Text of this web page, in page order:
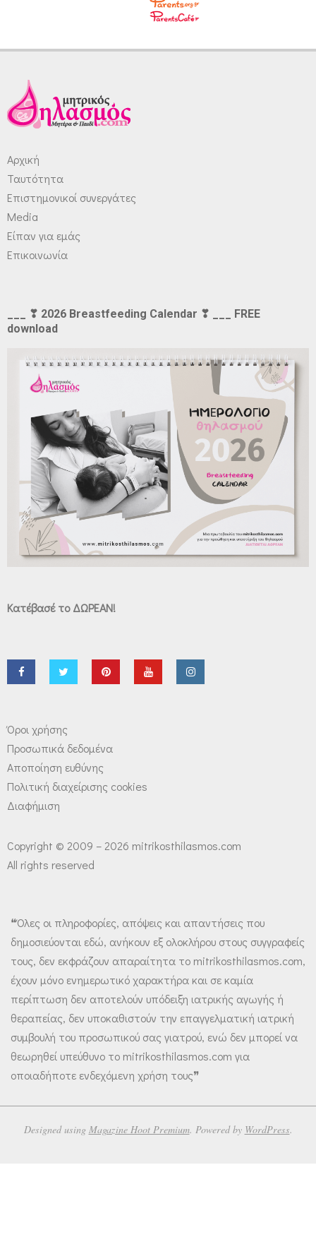
Αρχική
Ταυτότητα
Επιστημονικοί συνεργάτες
Media
Είπαν για εμάς
Επικοινωνία
___ ❣ 2026 Breastfeeding Calendar ❣ ___ FREE
download
Κατέβασέ το ΔΩΡΕΑΝ!
Όροι χρήσης
Προσωπικά δεδομένα
Αποποίηση ευθύνης
Πολιτική διαχείρισης cookies
Διαφήμιση
Copyright © 2009 – 2026 mitrikosthilasmos.com
All rights reserved
❝Όλες οι πληροφορίες, απόψεις και απαντήσεις που
δημοσιεύονται εδώ, ανήκουν εξ ολοκλήρου στους συγγραφείς
τους, δεν εκφράζουν απαραίτητα το mitrikosthilasmos.com,
έχουν μόνο ενημερωτικό χαρακτήρα και σε καμία
περίπτωση δεν αποτελούν υπόδειξη ιατρικής αγωγής ή
θεραπείας, δεν υποκαθιστούν την επαγγελματική ιατρική
συμβουλή του προσωπικού σας γιατρού, ενώ δεν μπορεί να
θεωρηθεί υπεύθυνο το mitrikosthilasmos.com για
οποιαδήποτε ενδεχόμενη χρήση τους❞
Designed using Magazine Hoot Premium. Powered by WordPress.